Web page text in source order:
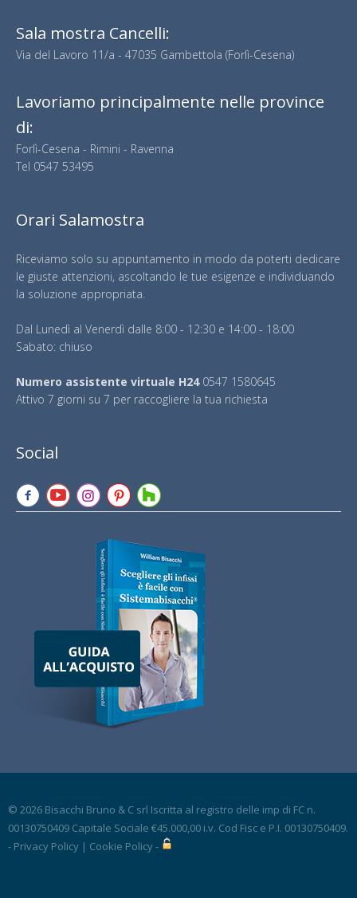
Sala mostra Cancelli:
Via del Lavoro 11/a - 47035 Gambettola (Forlì-Cesena)
Lavoriamo principalmente nelle province
di:
Forlì-Cesena - Rimini - Ravenna
Tel 0547 53495
Orari Salamostra
Riceviamo solo su appuntamento in modo da poterti dedicare
le giuste attenzioni, ascoltando le tue esigenze e individuando
la soluzione appropriata.
Dal Lunedì al Venerdì dalle 8:00 - 12:30 e 14:00 - 18:00
Sabato: chiuso
Numero assistente virtuale H240547 1580645
Attivo 7 giorni su 7 per raccogliere la tua richiesta
Social
© 2026 Bisacchi Bruno & C srl Iscritta al registro delle imp di FC n.
00130750409 Capitale Sociale €45.000,00 i.v. Cod Fisc e P.I. 00130750409.
- Privacy Policy | Cookie Policy-